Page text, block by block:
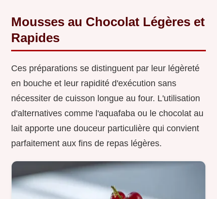
Mousses au Chocolat Légères et
Rapides
Ces préparations se distinguent par leur légèreté
en bouche et leur rapidité d'exécution sans
nécessiter de cuisson longue au four. L'utilisation
d'alternatives comme l'aquafaba ou le chocolat au
lait apporte une douceur particulière qui convient
parfaitement aux fins de repas légères.